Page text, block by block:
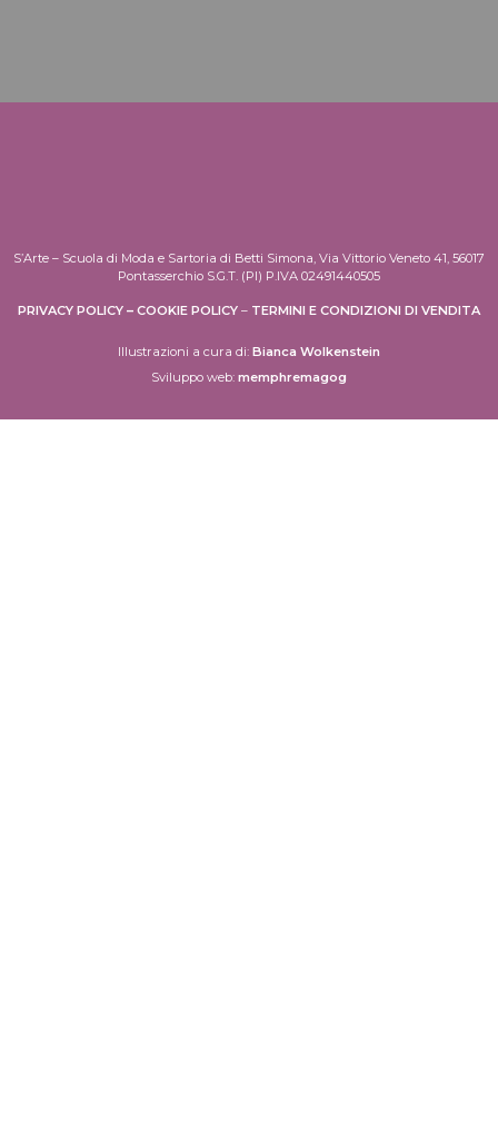
S’Arte – Scuola di Moda e Sartoria di Betti Simona, Via Vittorio Veneto 41, 56017
Pontasserchio S.G.T. (PI) P.IVA 02491440505
PRIVACY POLICY – COOKIE POLICY – TERMINI E CONDIZIONI DI VENDITA
Illustrazioni a cura di: Bianca Wolkenstein
Sviluppo web: memphremagog